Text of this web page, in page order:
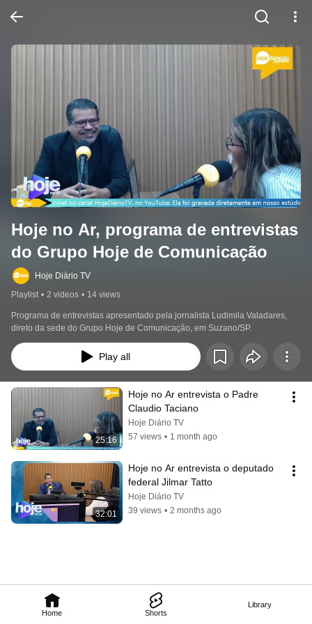
Home Shorts
Library
Hoje no Ar, programa de entrevistas
do Grupo Hoje de Comunicação
Hoje Diário TV
Playlist • 2 videos • 14 views
Programa de entrevistas apresentado pela jornalista Ludimila Valadares,
direto da sede do Grupo Hoje de Comunicação, em Suzano/SP.
Play all
25:16
Hoje no Ar entrevista o Padre
Claudio Taciano
Hoje Diário TV
57 views • 1 month ago
32:01
Hoje no Ar entrevista o deputado
federal Jilmar Tatto
Hoje Diário TV
39 views • 2 months ago